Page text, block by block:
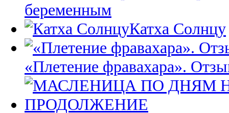
беременным
Катха Солнцу
«Плетение фравахара».